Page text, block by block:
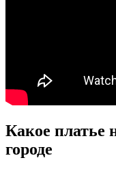
Какое платье
городе